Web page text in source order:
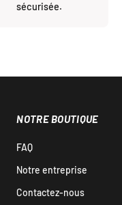
sécurisée.
NOTRE BOUTIQUE
FAQ
Notre entreprise
Contactez-nous